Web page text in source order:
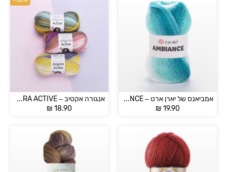
אמביאנס של יארן ארט – AMBIANCE
₪ 19.90
אנגורה אקטיב – ANGORA ACTIVE
₪ 18.90